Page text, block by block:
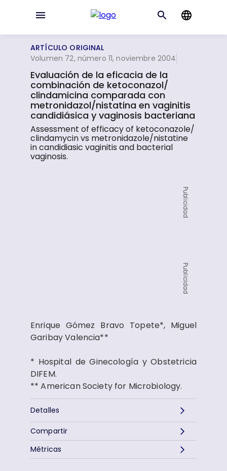
ARTÍCULO ORIGINAL
Volumen 72, número 11, noviembre 2004
Evaluación de la eficacia de la
combinación de ketoconazol/
clindamicina comparada con
metronidazol/nistatina en vaginitis
candidiásica y vaginosis bacteriana
Assessment of efficacy of ketoconazole/
clindamycin vs metronidazole/nistatine
in candidiasic vaginitis and bacterial
vaginosis.
Publicidad
Publicidad
Enrique Gómez Bravo Topete*, Miguel
Garibay Valencia**
* Hospital de Ginecología y Obstetricia
DIFEM.
** American Society for Microbiology.
Detalles
Métricas
Compartir